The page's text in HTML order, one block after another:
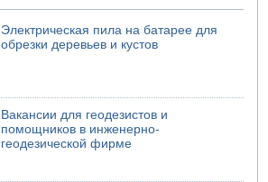
Электрическая пила на батарее для
обрезки деревьев и кустов
Вакансии для геодезистов и
помощников в инженерно-
геодезической фирме